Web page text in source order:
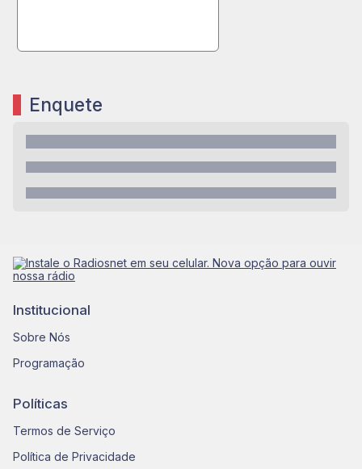
Enquete
Institucional
Sobre Nós
Programação
Políticas
Termos de Serviço
Política de Privacidade